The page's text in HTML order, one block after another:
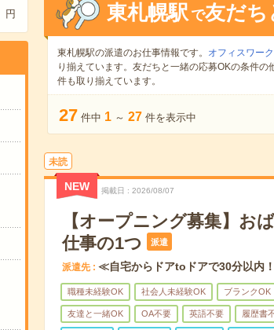
円 東札幌駅 で友だち
東札幌駅の派遣のお仕事情報です。 オフィスワー
り揃えています。友だちと一緒の応募OKの条件の
件も取り揃えています。
27 件中 1 ～ 27 件を表示中
未読
NEW 掲載日 2026/08/07
【オープニング募集】お
仕事の1つ
派遣
派遣先 ≪自宅からドアtoドアで30分以内
職種未経験OK 社会人未経験OK ブランクOK
友達と一緒OK OA不要 英語不要 履歴書